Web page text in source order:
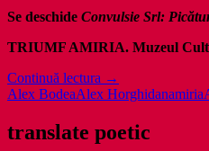
Se deschide Convulsie Srl:
TRIUMF AMIRIA. Muzeul
Continuă lectura Se
deschide
de
→
Alex BodeaAlex Horghidanamiria
translate poetic